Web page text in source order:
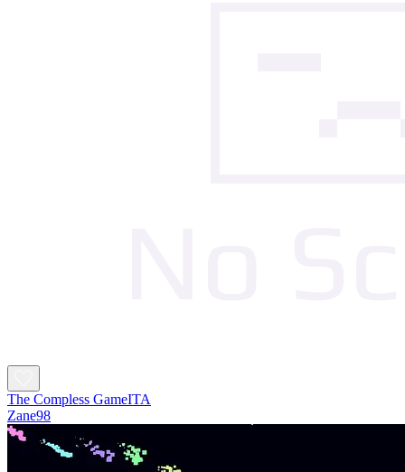
The Compless GameITA
Zane98